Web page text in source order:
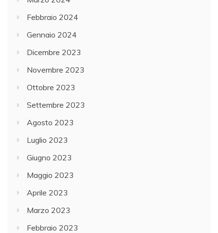
Febbraio 2024
Gennaio 2024
Dicembre 2023
Novembre 2023
Ottobre 2023
Settembre 2023
Agosto 2023
Luglio 2023
Giugno 2023
Maggio 2023
Aprile 2023
Marzo 2023
Febbraio 2023